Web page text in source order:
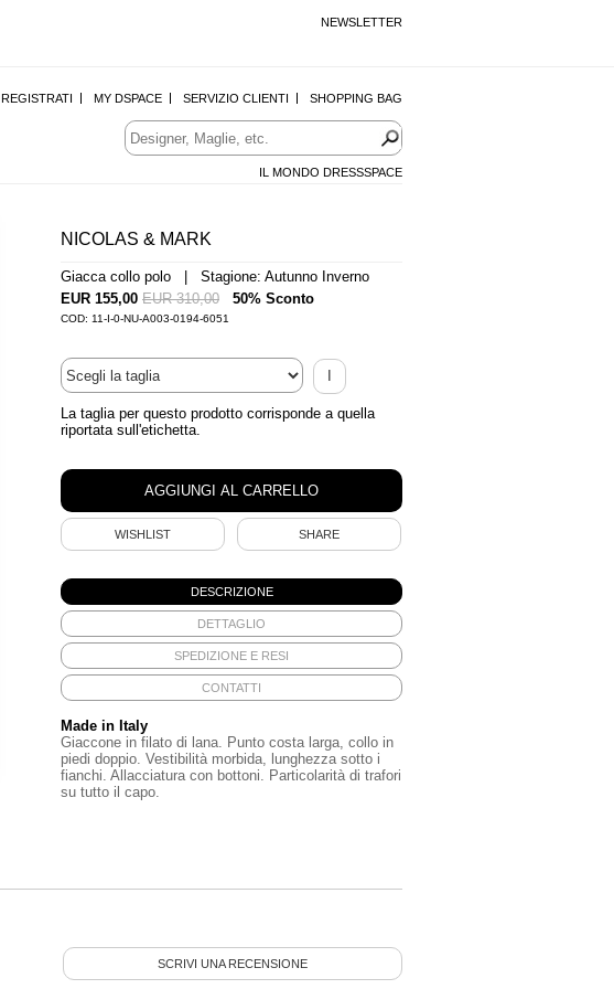
NEWSLETTER
REGISTRATI MY DSPACE SERVIZIO CLIENTI SHOPPING BAG
IL MONDO DRESSSPACE
NICOLAS & MARK
Giacca collo polo | Stagione: Autunno Inverno
EUR 155,00 EUR 310,00 50% Sconto
COD: 11-I-0-NU-A003-0194-6051
I
La taglia per questo prodotto corrisponde a quella
riportata sull'etichetta.
WISHLIST SHARE
DESCRIZIONE
DETTAGLIO
SPEDIZIONE E RESI
CONTATTI
Made in Italy
Giaccone in filato di lana. Punto costa larga, collo in
piedi doppio. Vestibilità morbida, lunghezza sotto i
fianchi. Allacciatura con bottoni. Particolarità di trafori
su tutto il capo.
SCRIVI UNA RECENSIONE